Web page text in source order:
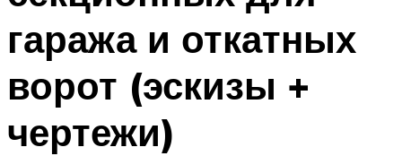
гаража и откатных
ворот (эскизы +
чертежи)